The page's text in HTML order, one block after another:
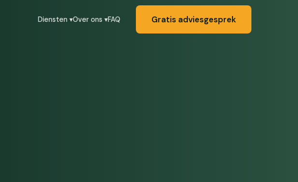
Diensten ▾Over ons ▾FAQ Gratis adviesgesprek